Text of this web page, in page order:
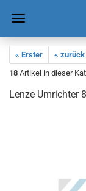
« Erster « zurück
18 Artikel in dieser
Lenze Um­rich­ter